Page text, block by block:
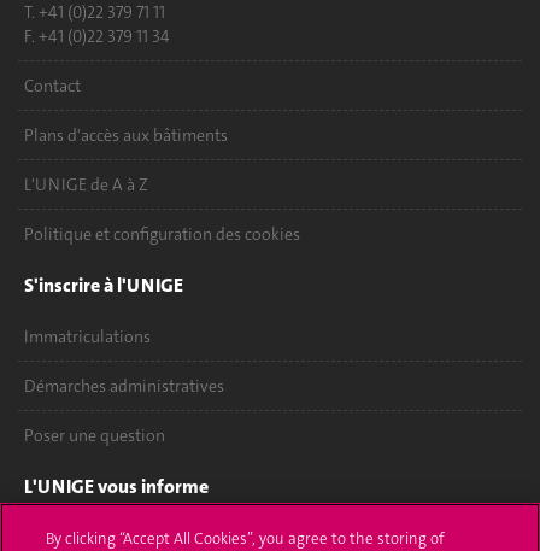
T. +41 (0)22 379 71 11
F. +41 (0)22 379 11 34
Contact
Plans d'accès aux bâtiments
L'UNIGE de A à Z
Politique et configuration des cookies
S'inscrire à l'UNIGE
Immatriculations
Démarches administratives
Poser une question
L'UNIGE vous informe
UNIGE Mobile
By clicking “Accept All Cookies”, you agree to the storing of